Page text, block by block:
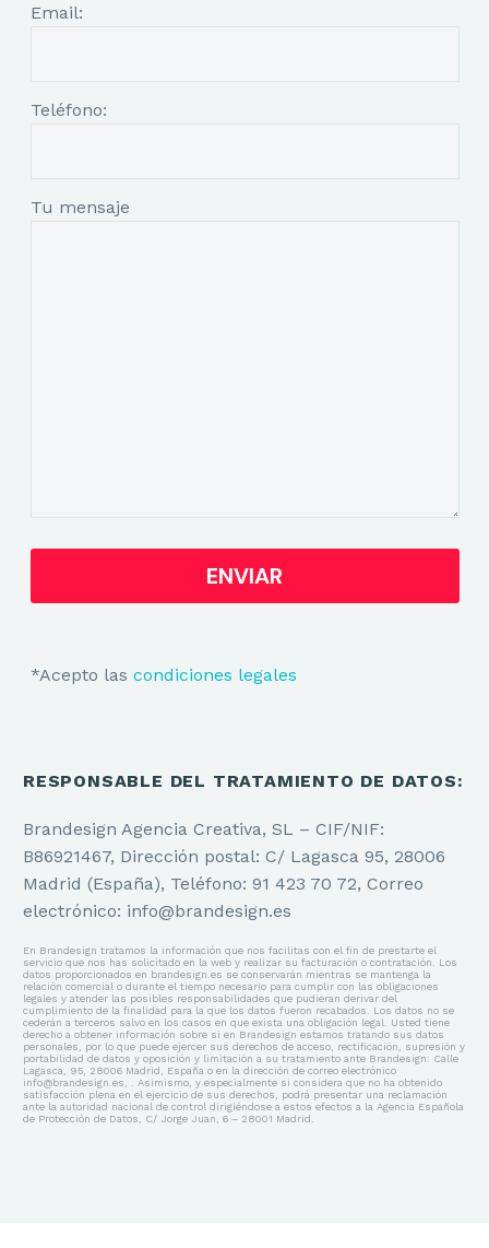
Email:
Teléfono:
Tu mensaje
*Acepto las condiciones legales
RESPONSABLE DEL TRATAMIENTO DE DATOS:
Brandesign Agencia Creativa, SL – CIF/NIF:
B86921467, Dirección postal: C/ Lagasca 95, 28006
Madrid (España), Teléfono: 91 423 70 72, Correo
electrónico: info@brandesign.es
En Brandesign tratamos la información que nos facilitas con el fin de prestarte el
servicio que nos has solicitado en la web y realizar su facturación o contratación. Los
datos proporcionados en brandesign.es se conservarán mientras se mantenga la
relación comercial o durante el tiempo necesario para cumplir con las obligaciones
legales y atender las posibles responsabilidades que pudieran derivar del
cumplimiento de la finalidad para la que los datos fueron recabados. Los datos no se
cederán a terceros salvo en los casos en que exista una obligación legal. Usted tiene
derecho a obtener información sobre si en Brandesign estamos tratando sus datos
personales, por lo que puede ejercer sus derechos de acceso, rectificación, supresión y
portabilidad de datos y oposición y limitación a su tratamiento ante Brandesign: Calle
Lagasca, 95, 28006 Madrid, España o en la dirección de correo electrónico
info@brandesign.es, . Asimismo, y especialmente si considera que no ha obtenido
satisfacción plena en el ejercicio de sus derechos, podrá presentar una reclamación
ante la autoridad nacional de control dirigiéndose a estos efectos a la Agencia Española
de Protección de Datos, C/ Jorge Juan, 6 – 28001 Madrid.